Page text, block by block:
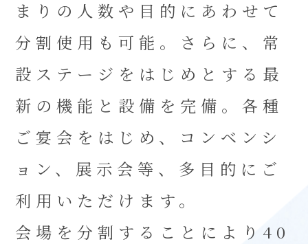
まりの人数や目的にあわせて
分割使用も可能。さらに、常
設ステージをはじめとする最
新の機能と設備を完備。各種
ご宴会をはじめ、コンベンシ
ョン、展示会等、多目的にご
利用いただけます。
会場を分割することにより40